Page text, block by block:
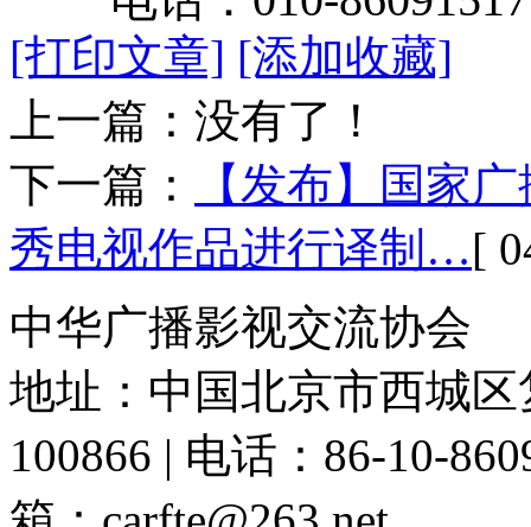
[打印文章] [添加收藏]
上一篇：没有了！
下一篇：
【发布】国家
秀电视作品进行译制…[
中华广播影视交流协会
地址：中国北京市西城
100866 | 电话：86-10-